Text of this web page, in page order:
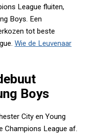
League fluiten,
Boys. Een
tot beste
Wie de Leuvenaar
Boys
City en Young
Champions League af.